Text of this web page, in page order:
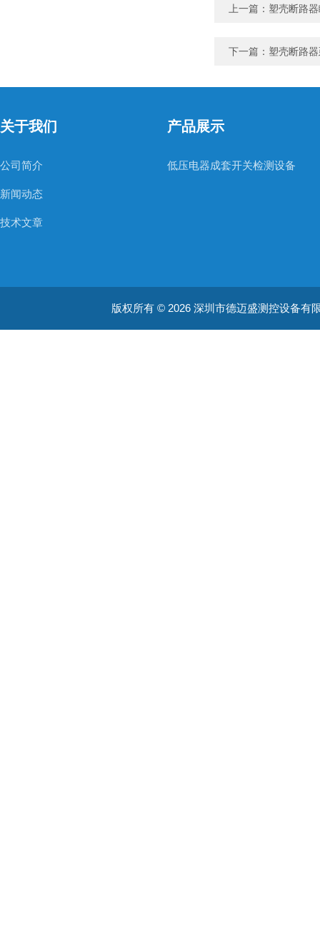
上一篇： 塑壳断路
下一篇： 塑壳断路
关于我们
公司简介
新闻动态
技术文章
产品展示
低压电器成套开关检测设备
版权所有 © 2026 深圳市德迈盛测控设备